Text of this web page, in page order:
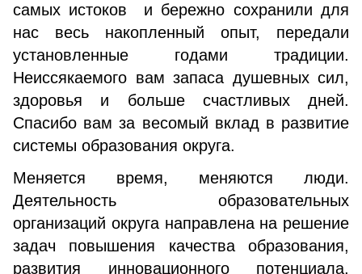
самых истоков и бережно сохранили для
нас весь накопленный опыт, передали
установленные годами традиции.
Неиссякаемого вам запаса душевных сил,
здоровья и больше счастливых дней.
Спасибо вам за весомый вклад в развитие
системы образования округа.
Меняется время, меняются люди.
Деятельность образовательных
организаций округа направлена на решение
задач повышения качества образования,
развития инновационного потенциала,